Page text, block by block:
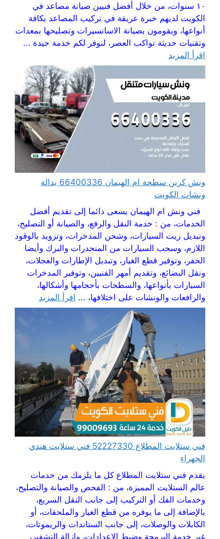
١٠ سنوات، من خلال أفضل فنيين صيانة مصاعد في
الكويت لديهم خبرة عريقة في تركيب المصاعد بكافة
أنواعها، ويقومون بصيانة الاسانسيرات وتصليحها بمعدات
وتقنيات حديثة تواكب العصر، لنوفر لكم خدمة جيدة ...
اقرأ المزيد
ونش كرين سطحة ام الهيمان 66400336 بدالة
ونشات الكويت
فني ونش ام الهيمان يسعى دائما إلى تقديم أفضل
الخدمات، من : خدمة النقل والرفع، والصيانة أو التصليح،
وتبديل زيت السيارات، وشحن المدخرات، وتزويد بالوقود
اللازم، وسحب السيارات من المنحدرات والبرك وأيضا
الحفر، وتوفير قطع الغيار، وتبديل الإطارات والعجلات،
ونقل البضائع، وتقديم أمهر الفنيين، وتوفير المدخرات
السيارات بأنواعها، والسطحات بأحجامها وأشكالها،
والرافعات والونشات على اختلافها، ... اقرأ المزيد
فني ستلايت المطلاع 52227330 فني ستلايت هندي
الجهراء
يقدم فني ستلايت المطلاع كل ما يلزمك من خدمات
عالم الستلايت المميزة، من : الفحص والصيانة والتصليح،
وخدمات الفك أو التركيب إلى جانب النقل السريع،
بالإضافة إلى ما يوفره من قطع الغيار والملحقات، أو
الكابلات والوصلات، إلى جانب الستاندات والريموتات،
غير خدمة البرمجة وضبط الإعدادات، وإزالة التشفير،